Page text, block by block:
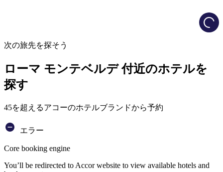
次の旅先を探そう
ローマ モンテベルデ 付近のホテルを
探す
45を超えるアコーのホテルブランドから予約
エラー
Core booking engine
You’ll be redirected to Accor website to view available hotels and